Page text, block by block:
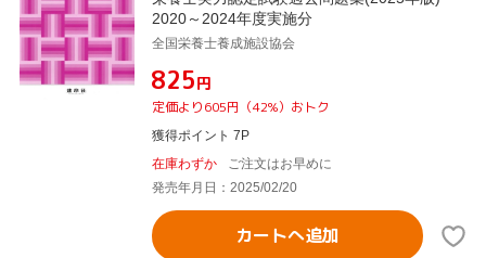
2020～2024年度実施分
全国栄養士養成施設協会
¥825円
定価より605円（42%）おトク
獲得ポイント 7P
在庫わずか
ご注文はお早めに
発売年月日：2025/02/20
カートへ追加